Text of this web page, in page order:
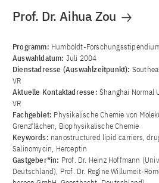
Prof. Dr. Aihua Zou
Programm: Humboldt-
Auswahldatum: Juli 2004
Dienstadresse (Auswahlzeitpunkt):
VR
Aktuelle Kontaktadresse: Shanghai Normal
VR
Fachgebiet: Physikalische Chemie von
Grenzflächen, Biophysikalische Chemie
Keywords: nanostructured lipid carriers,
Salinomycin, Herceptin
Gastgeber*in: Prof. Dr. Heinz Hoffmann
Deutschland), Prof. Dr. Regine Willumeit-